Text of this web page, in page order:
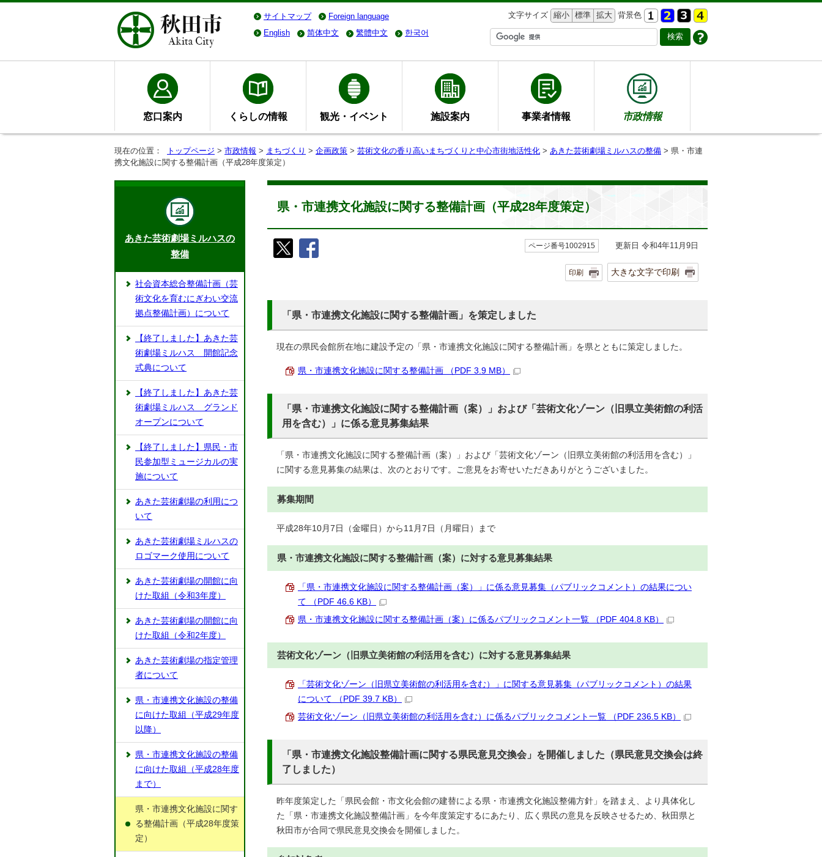
サイトマップ Foreign language 文字サイズ 縮小 標準 拡大 背景色
English
简体中文 繁體中文 한국어
窓口案内 くらしの情報 観光・イベント 施設案内 事業者情報 市政情報
現在の位置： トップページ > 市政情報 > まちづくり > 企画政策 > 芸術文化の香り高いまちづくりと中心市街地活性化 > あきた芸術劇場ミルハスの整備 > 県・市連
携文化施設に関する整備計画（平成28年度策定）
県・市連携文化施設に関する整備計画（平成28年度策定）
ページ番号1002915 更新日 令和4年11月9日
印刷 大きな文字で印刷
「県・市連携文化施設に関する整備計画」を策定しました
現在の県民会館所在地に建設予定の「県・市連携文化施設に関する整備計画」を県とともに策定しました。
県・市連携文化施設に関する整備計画 （PDF 3.9 MB）
「県・市連携文化施設に関する整備計画（案）」および「芸術文化ゾーン（旧県立美術館の利活
用を含む）」に係る意見募集結果
「県・市連携文化施設に関する整備計画（案）」および「芸術文化ゾーン（旧県立美術館の利活用を含む）」
に関する意見募集の結果は、次のとおりです。ご意見をお寄せいただきありがとうございました。
募集期間
平成28年10月7日（金曜日）から11月7日（月曜日）まで
県・市連携文化施設に関する整備計画（案）に対する意見募集結果
「県・市連携文化施設に関する整備計画（案）」に係る意見募集（パブリックコメント）の結果につい
て （PDF 46.6 KB）
県・市連携文化施設に関する整備計画（案）に係るパブリックコメント一覧 （PDF 404.8 KB）
芸術文化ゾーン（旧県立美術館の利活用を含む）に対する意見募集結果
「芸術文化ゾーン（旧県立美術館の利活用を含む）」に関する意見募集（パブリックコメント）の結果
について （PDF 39.7 KB）
芸術文化ゾーン（旧県立美術館の利活用を含む）に係るパブリックコメント一覧 （PDF 236.5 KB）
「県・市連携文化施設整備計画に関する県民意見交換会」を開催しました（県民意見交換会は終
了しました）
昨年度策定した「県民会館・市文化会館の建替による県・市連携文化施設整備方針」を踏まえ、より具体化し
た「県・市連携文化施設整備計画」を今年度策定するにあたり、広く県民の意見を反映させるため、秋田県と
秋田市が合同で県民意見交換会を開催しました。
あきた芸術劇場ミルハスの
整備
社会資本総合整備計画（芸
術文化を育むにぎわい交流
拠点整備計画）について
【終了しました】あきた芸
術劇場ミルハス 開館記念
式典について
【終了しました】あきた芸
術劇場ミルハス グランド
オープンについて
【終了しました】県民・市
民参加型ミュージカルの実
施について
あきた芸術劇場の利用につ
いて
あきた芸術劇場ミルハスの
ロゴマーク使用について
あきた芸術劇場の開館に向
けた取組（令和3年度）
あきた芸術劇場の開館に向
けた取組（令和2年度）
あきた芸術劇場の指定管理
者について
県・市連携文化施設の整備
に向けた取組（平成29年度
以降）
県・市連携文化施設の整備
に向けた取組（平成28年度
まで）
県・市連携文化施設に関す
る整備計画（平成28年度策
定）